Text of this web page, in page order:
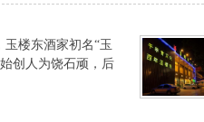
楼东酒家初名“玉
创人为饶石顽，后